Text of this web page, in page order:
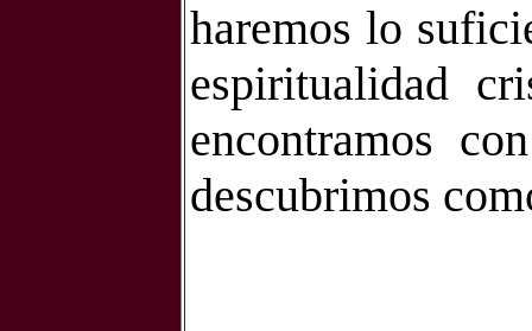
haremos lo
espiritualidad
encontramos
descubrimos